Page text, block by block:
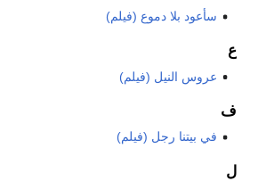
سأعود بلا دموع (فيلم)
ع
عروس النيل (فيلم)
ف
في بيتنا رجل (فيلم)
ل